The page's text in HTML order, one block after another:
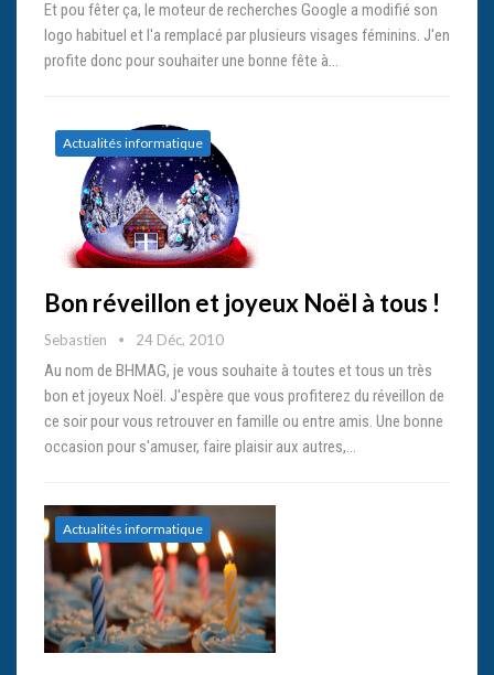
Et pou fêter ça, le moteur de recherches Google a modifié son
logo habituel et l'a remplacé par plusieurs visages féminins. J'en
profite donc pour souhaiter une bonne fête à…
Actualités informatique
Bon réveillon et joyeux Noël à tous !
Sebastien 24 Déc, 2010
Au nom de BHMAG, je vous souhaite à toutes et tous un très
bon et joyeux Noël. J'espère que vous profiterez du réveillon de
ce soir pour vous retrouver en famille ou entre amis. Une bonne
occasion pour s'amuser, faire plaisir aux autres,…
Actualités informatique